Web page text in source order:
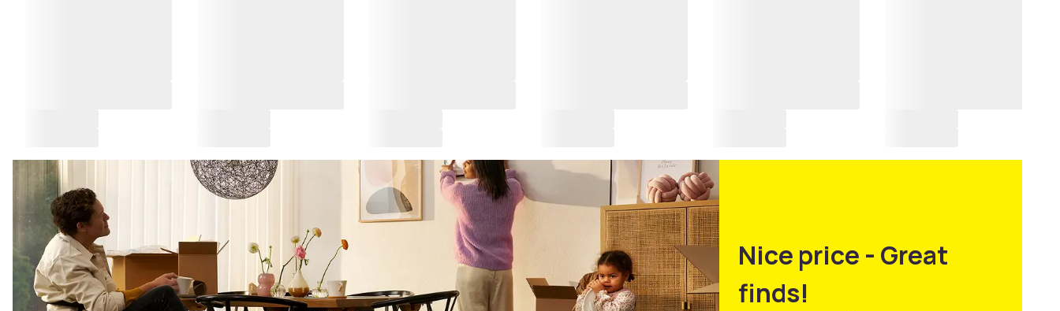
Nice price - Great
finds!